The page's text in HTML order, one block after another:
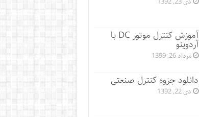
آموزش کنترل موتور DC با
آردوینو
مرداد 26, 1399
دانلود جزوه کنترل صنعتی
دی 22, 1392